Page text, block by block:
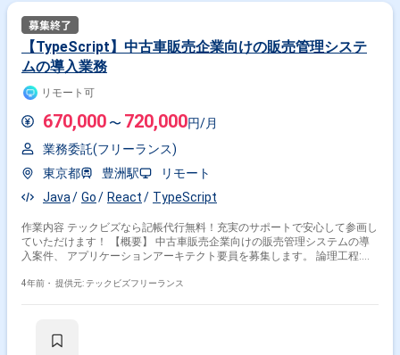
【TypeScript】中古車販売企業向けの販売管理システ
ムの導入業務
リモート可
670,000 〜 720,000円/月
業務委託(フリーランス)
東京都
豊洲駅
リモート
Java
Go React TypeScript
作業内容 テックビズなら記帳代行無料！充実のサポートで安心して参画し
ていただけます！ 【概要】 中古車販売企業向けの販売管理システムの導
入案件、 アプリケーションアーキテクト要員を募集します。 論理工程:シ
発標準規約策定 業務チーム設計レビュー参加(内部・顧客)など 物理工程以
4年前・ 提供元: テックビズフリーランス